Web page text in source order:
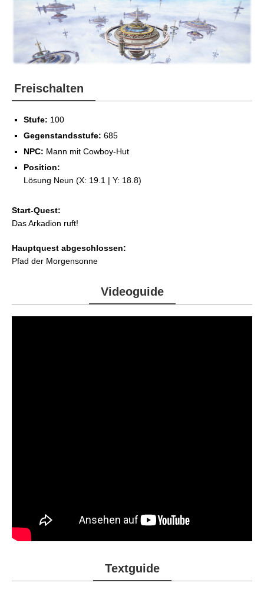
FFXIV: Arkadion – Superschwergewicht R3
FFXIV: Arkadion – Superschwergewicht R4
Freischalten
Stufe: 100
Gegenstandsstufe: 685
NPC: Mann mit Cowboy-Hut
Position:
Lösung Neun (X: 19.1 | Y: 18.8)
Start-Quest:
Das Arkadion ruft!
Hauptquest abgeschlossen:
Pfad der Morgensonne
Videoguide
Textguide